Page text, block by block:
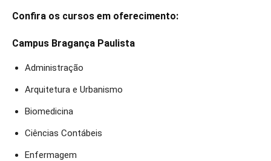
Confira os cursos em oferecimento:
Campus Bragança Paulista
Administração
Arquitetura e Urbanismo
Biomedicina
Ciências Contábeis
Enfermagem